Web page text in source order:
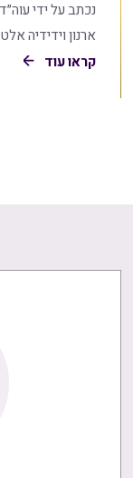
נכתב על ידי
ארנון וידידיה
קראו עוד